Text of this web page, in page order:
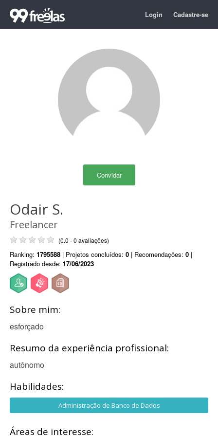
Login Cadastre-se
Convidar
Odair S.
Freelancer
(0.0 - 0 avaliações)
Ranking: 1795588 | Projetos concluídos: 0 | Recomendações: 0 |
Registrado desde: 17/06/2023
Sobre mim:
esforçado
Resumo da experiência profissional:
autônomo
Habilidades:
Administração de Banco de Dados
Áreas de interesse: